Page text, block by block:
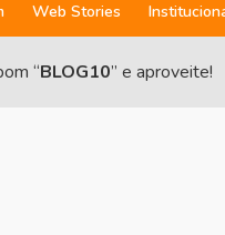
Web Stories
“BLOG10” e aproveite!